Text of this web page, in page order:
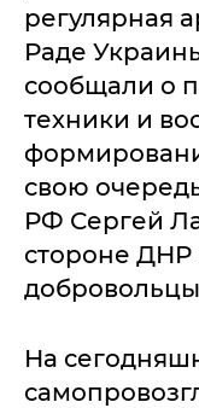
регулярная
Раде
сообщали о
техники и
свою
РФ Сергей
стороне
На